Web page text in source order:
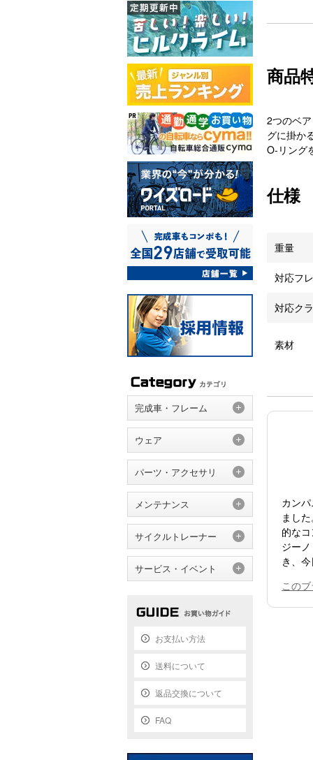
商品
2つのベ
グに掛か
O-リング
仕様
重量
対応フ
対応ク
素材
カン
まし
的な
ジー
き、
この
完成車・フレーム
ウェア
パーツ・アクセサリ
メンテナンス
サイクルトレーナー
サービス・イベント
お支払い方法
送料について
返品交換について
FAQ